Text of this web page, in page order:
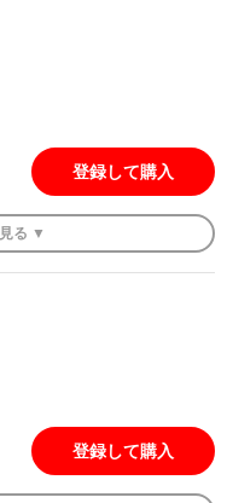
登録して購入
見る ▼
登録して購入